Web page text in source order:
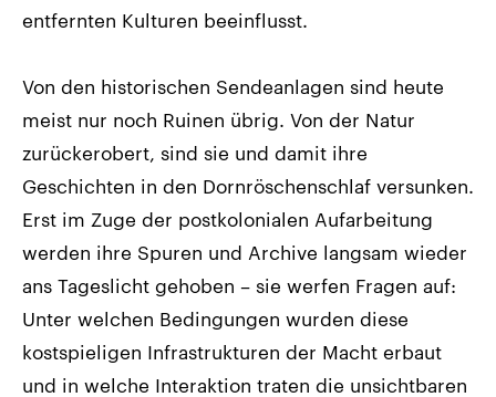
entfernten Kulturen beeinflusst.
Von den historischen Sendeanlagen sind heute
meist nur noch Ruinen übrig. Von der Natur
zurückerobert, sind sie und damit ihre
Geschichten in den Dornröschenschlaf versunken.
Erst im Zuge der postkolonialen Aufarbeitung
werden ihre Spuren und Archive langsam wieder
ans Tageslicht gehoben – sie werfen Fragen auf:
Unter welchen Bedingungen wurden diese
kostspieligen Infrastrukturen der Macht erbaut
und in welche Interaktion traten die unsichtbaren